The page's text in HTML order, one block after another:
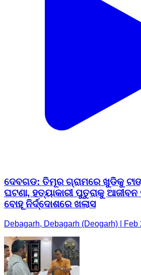
ଦେବଗଡ: ତିମୂର ଗ୍ରାମରେ ଖୁଡିକୁ
ଘଟଣା, ହତ୍ୟାକାରୀ ପୁତୁରାକୁ ଆଜୀବନ
ବୋହୂ ନିର୍ଦ୍ଦୋଶରେ ଖଲାସ
Debagarh, Debagarh (Deogarh) | Feb